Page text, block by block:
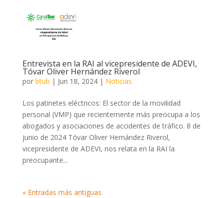
Entrevista en la RAI al vicepresidente de ADEVI,
Tóvar Oliver Hernández Riverol
por btub | Jun 18, 2024| Noticias
Los patinetes eléctricos: El sector de la movilidad
personal (VMP) que recientemente más preocupa a los
abogados y asociaciones de accidentes de tráfico. 8 de
junio de 2024 Tóvar Oliver Hernández Riverol,
vicepresidente de ADEVI, nos relata en la RAI la
preocupante...
« Entradas más antiguas